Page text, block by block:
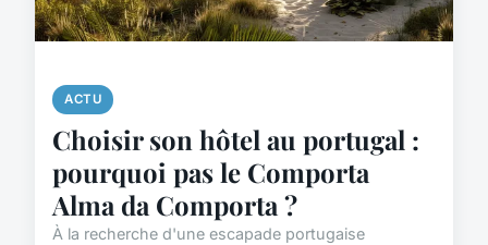
ACTU
Choisir son hôtel au portugal :
pourquoi pas le Comporta
Alma da Comporta ?
À la recherche d'une escapade portugaise